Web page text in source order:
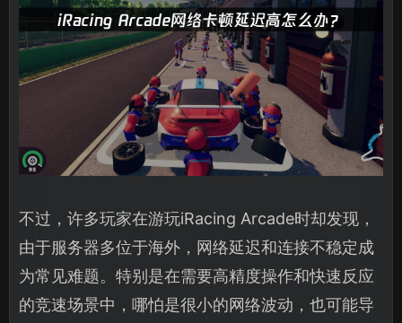
不过，许多玩家在游玩iRacing Arcade时却发现，
由于服务器多位于海外，网络延迟和连接不稳定成
为常见难题。特别是在需要高精度操作和快速反应
的竞速场景中，哪怕是很小的网络波动，也可能导